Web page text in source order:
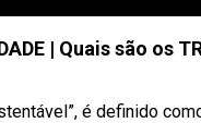
| Quais são
é definido